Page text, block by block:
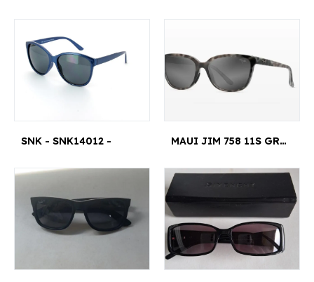
SNK - SNK14012 - MAUI JIM 758 11S GRIS HONI